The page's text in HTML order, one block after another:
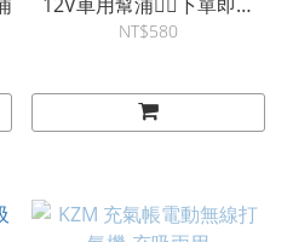
『吸塵套件一組』
NT$580